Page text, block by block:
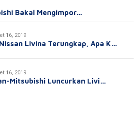
Bakal Mengimpor…
16, 2019
Livina Terungkap, Apa K…
16, 2019
Mitsubishi Luncurkan Livi…